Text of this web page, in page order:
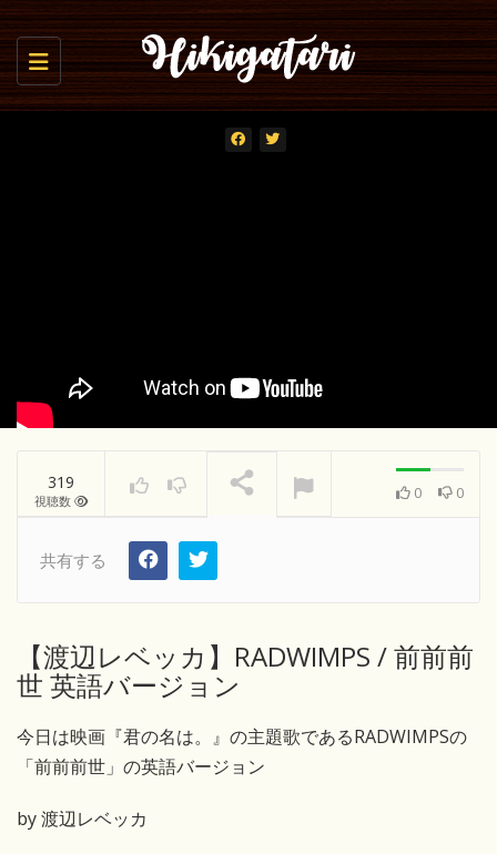
Toggle navigation
319
視聴数 0 0
共有する
【渡辺レベッカ】RADWIMPS / 前前前
世 英語バージョン
今日は映画『君の名は。』の主題歌であるRADWIMPSの
「前前前世」の英語バージョン
by 渡辺レベッカ